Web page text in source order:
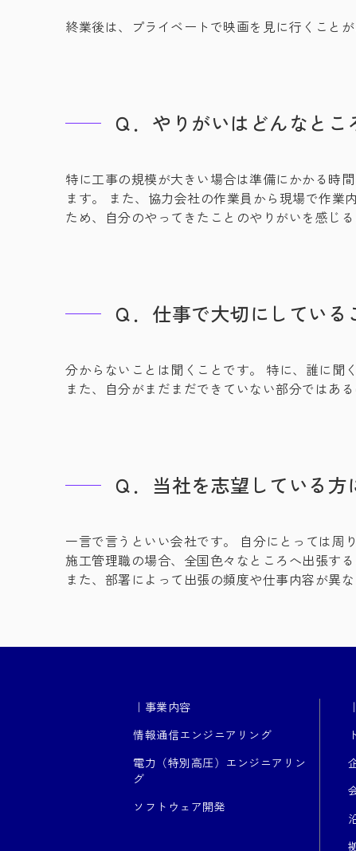
終業後は、プライベートで映画を見に行くことが
Ｑ．やりがいはどんなとこ
特に工事の規模が大きい場合は準備にかかる時
ます。 また、協力会社の作業員から現場で作業
ため、自分のやってきたことのやりがいを感じる
Ｑ．仕事で大切にしている
分からないことは聞くことです。 特に、誰に聞
また、自分がまだまだできていない部分ではあ
Ｑ．当社を志望している方
一言で言うといい会社です。 自分にとっては周
施工管理職の場合、全国色々なところへ出張す
また、部署によって出張の頻度や仕事内容が異
｜事業内容
情報通信エンジニアリング
電力（特別高圧）エンジニアリン
グ
ソフトウェア開発